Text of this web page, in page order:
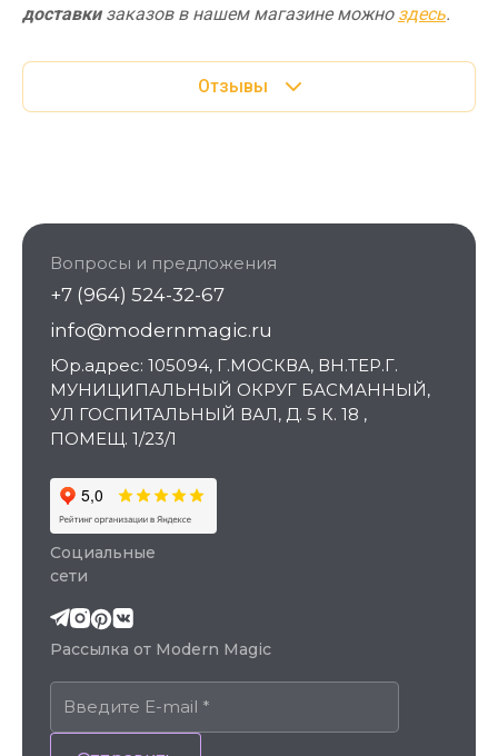
доставкизаказов в нашем магазине можно здесь.
Отзывы
Вопросы и предложения
+7 (964) 524-32-67
info@modernmagic.ru
Юр.адрес: 105094, Г.МОСКВА, ВН.ТЕР.Г.
МУНИЦИПАЛЬНЫЙ ОКРУГ БАСМАННЫЙ,
УЛ ГОСПИТАЛЬНЫЙ ВАЛ, Д. 5 К. 18 ,
ПОМЕЩ. 1/23/1
Социальные
сети
Рассылка от Modern Magic